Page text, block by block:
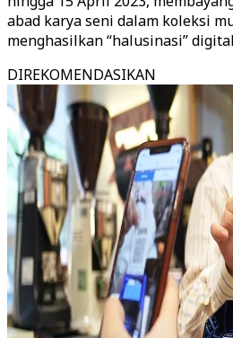
abad karya seni dalam koleksi
menghasilkan “halusinasi”
DIREKOMENDASIKAN